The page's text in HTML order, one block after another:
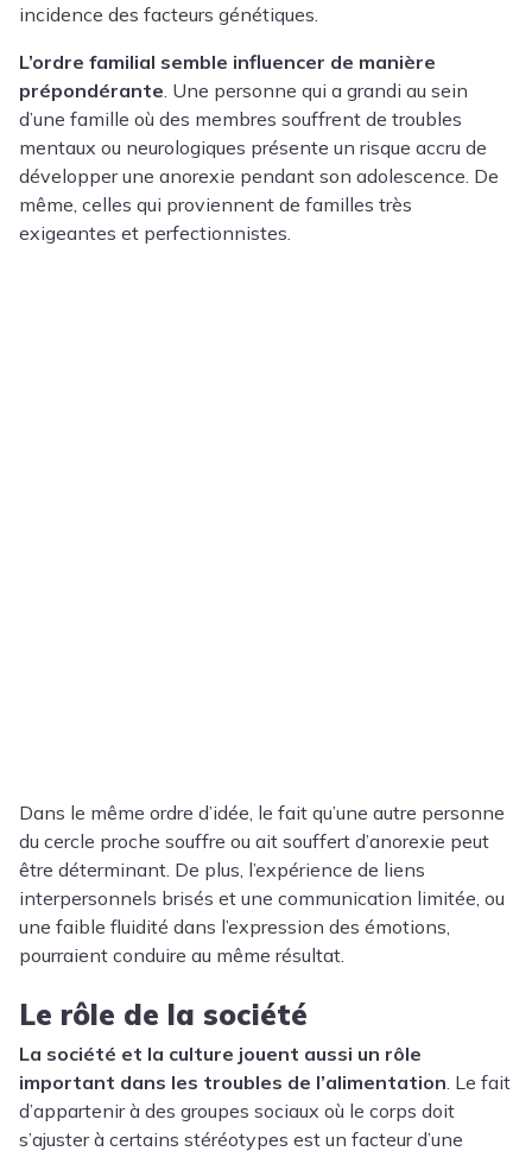
incidence des facteurs génétiques.
L’ordre familial semble influencer de manière
prépondérante . Une personne qui a grandi au sein
d’une famille où des membres souffrent de troubles
mentaux ou neurologiques présente un risque accru de
développer une anorexie pendant son adolescence. De
même, celles qui proviennent de familles très
exigeantes et perfectionnistes.
Dans le même ordre d’idée, le fait qu’une autre personne
du cercle proche souffre ou ait souffert d’anorexie peut
être déterminant. De plus, l’expérience de liens
interpersonnels brisés et une communication limitée, ou
une faible fluidité dans l’expression des émotions,
pourraient conduire au même résultat.
Le rôle de la société
La société et la culture jouent aussi un rôle
important dans les troubles de l’alimentation . Le fait
d’appartenir à des groupes sociaux où le corps doit
s’ajuster à certains stéréotypes est un facteur d’une